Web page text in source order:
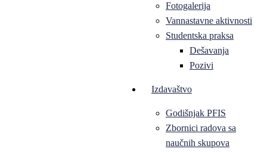
Fotogalerija
Vannastavne aktivnosti
Studentska praksa
Dešavanja
Pozivi
Izdavaštvo
Godišnjak PFIS
Zbornici radova sa
naučnih skupova